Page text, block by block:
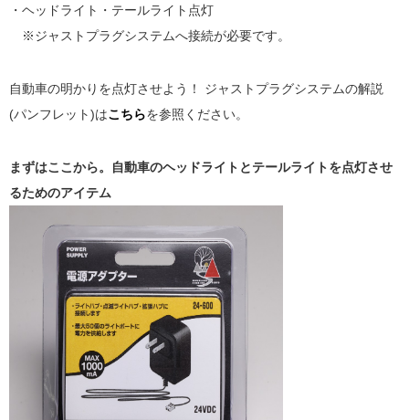
・ヘッドライト・テールライト点灯
※ジャストプラグシステムへ接続が必要です。
自動車の明かりを点灯させよう！ ジャストプラグシステムの解説
(パンフレット)はこちらを参照ください。
まずはここから。自動車のヘッドライトとテールライトを点灯させ
るためのアイテム